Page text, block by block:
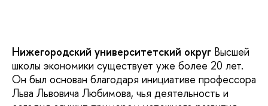
Нижегородский университетский округ Высшей
школы экономики существует уже более 20 лет.
Он был основан благодаря инициативе профессора
Льва Львовича Любимова, чья деятельность и